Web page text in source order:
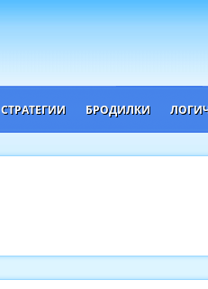
СТРАТЕГИИ БРОДИЛКИ